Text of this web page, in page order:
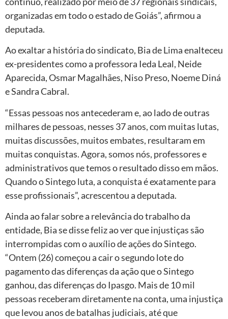
organizadas em todo o estado de Goiás”, afirmou a
deputada.
Ao exaltar a história do sindicato, Bia de Lima enalteceu
ex-presidentes como a professora Ieda Leal, Neide
Aparecida, Osmar Magalhães, Niso Preso, Noeme Diná
e Sandra Cabral.
“Essas pessoas nos antecederam e, ao lado de outras
milhares de pessoas, nesses 37 anos, com muitas lutas,
muitas discussões, muitos embates, resultaram em
muitas conquistas. Agora, somos nós, professores e
administrativos que temos o resultado disso em mãos.
Quando o Sintego luta, a conquista é exatamente para
esse profissionais”, acrescentou a deputada.
Ainda ao falar sobre a relevância do trabalho da
entidade, Bia se disse feliz ao ver que injustiças são
interrompidas com o auxílio de ações do Sintego.
“Ontem (26) começou a cair o segundo lote do
pagamento das diferenças da ação que o Sintego
ganhou, das diferenças do Ipasgo. Mais de 10 mil
pessoas receberam diretamente na conta, uma injustiça
que levou anos de batalhas judiciais, até que